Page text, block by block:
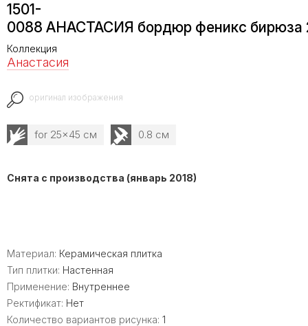
1501-
0088 АНАСТАСИЯ бордюр феникс бирюза
Коллекция
Анастасия
оригинал изображения
for 25x45 см 0.8 см
Снята с производства (январь 2018)
Материал: Керамическая плитка
Тип плитки: Настенная
Применение: Внутреннее
Ректификат: Нет
Количество вариантов рисунка: 1